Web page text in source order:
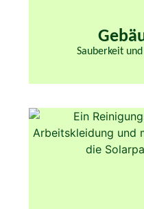
Sauberkeit